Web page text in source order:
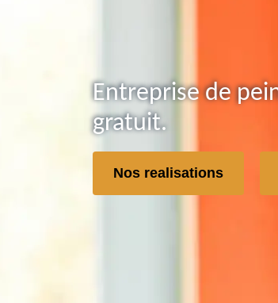
Entreprise de
gratuit.
Nos realisations